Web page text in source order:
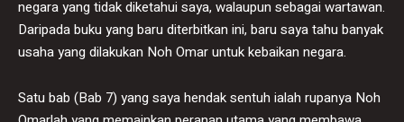
negara yang tidak diketahui saya, walaupun sebagai wartawan.
Daripada buku yang baru diterbitkan ini, baru saya tahu banyak
usaha yang dilakukan Noh Omar untuk kebaikan negara.
Satu bab (Bab 7) yang saya hendak sentuh ialah rupanya Noh